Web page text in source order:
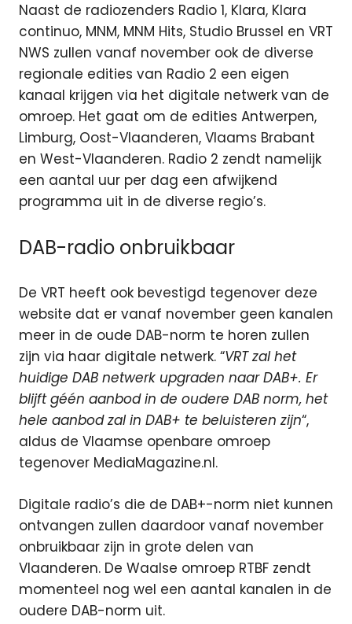
Naast de radiozenders Radio 1, Klara, Klara
continuo, MNM, MNM Hits, Studio Brussel en VRT
NWS zullen vanaf november ook de diverse
regionale edities van Radio 2 een eigen
kanaal krijgen via het digitale netwerk van de
omroep. Het gaat om de edities Antwerpen,
Limburg, Oost-Vlaanderen, Vlaams Brabant
en West-Vlaanderen. Radio 2 zendt namelijk
een aantal uur per dag een afwijkend
programma uit in de diverse regio’s.
DAB-radio onbruikbaar
De VRT heeft ook bevestigd tegenover deze
website dat er vanaf november geen kanalen
meer in de oude DAB-norm te horen zullen
zijn via haar digitale netwerk. “VRT zal het
huidige DAB netwerk upgraden naar DAB+. Er
blijft géén aanbod in de oudere DAB norm, het
hele aanbod zal in DAB+ te beluisteren zijn“,
aldus de Vlaamse openbare omroep
tegenover MediaMagazine.nl.
Digitale radio’s die de DAB+-norm niet kunnen
ontvangen zullen daardoor vanaf november
onbruikbaar zijn in grote delen van
Vlaanderen. De Waalse omroep RTBF zendt
momenteel nog wel een aantal kanalen in de
oudere DAB-norm uit.